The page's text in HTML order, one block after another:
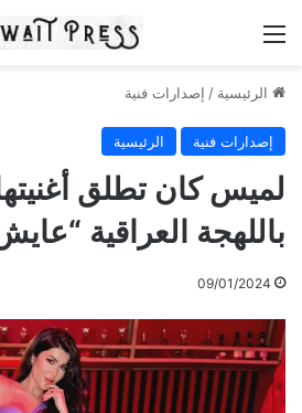
الرئيسية / إصدارات فنية
إصدارات فنية الرئيسية
لميس كان تطلق
باللهجة العراقية
09/01/2024